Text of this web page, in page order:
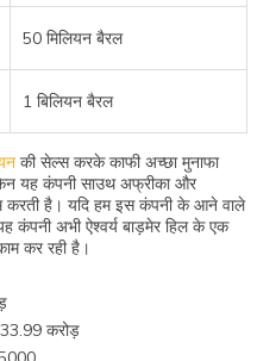
50 मिलियन बैरल
1 बिलियन बैरल
की सेल्स करके काफी अच्छा मुनाफा
यह कंपनी साउथ अफ्रीका और
करती है। यदि हम इस कंपनी के आने वाले
कंपनी अभी ऐश्वर्य बाड़मेर हिल के एक
कर रही है।
करोड़